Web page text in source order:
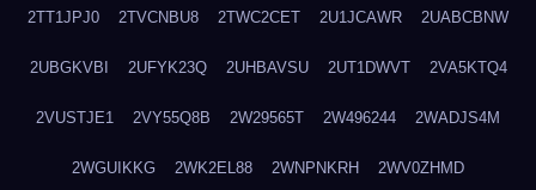
2TT1JPJ0 2TVCNBU8 2TWC2CET 2U1JCAWR 2UABCBNW
2UBGKVBI 2UFYK23Q 2UHBAVSU 2UT1DWVT 2VA5KTQ4
2VUSTJE1 2VY55Q8B 2W29565T 2W496244 2WADJS4M
2WGUIKKG 2WK2EL88 2WNPNKRH 2WV0ZHMD